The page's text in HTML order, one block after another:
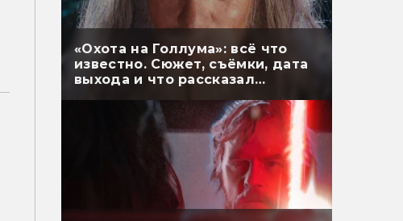
«Охота на Голлума»: всё что
известно. Сюжет, съёмки, дата
выхода и что рассказал